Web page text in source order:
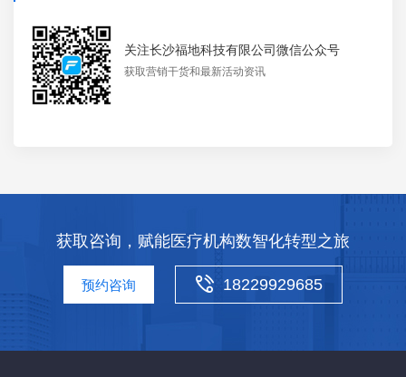
关注长沙福地科技有限公司微信公众号
获取营销干货和最新活动资讯
获取咨询，赋能医疗机构数智化转型之旅
预约咨询 18229929685